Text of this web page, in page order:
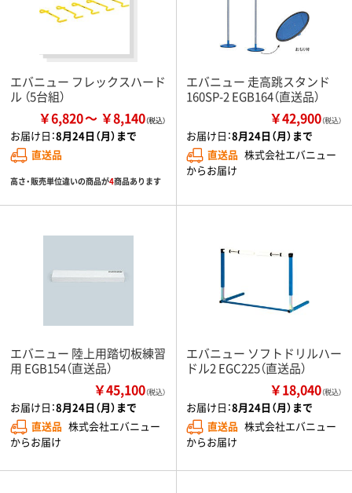
エバニュー フレックスハード
ル （5台組）
￥6,820 ￥8,140
お届け日：8月24日（月）まで
直送品
高さ・販売単位違いの商品が4商品あります
エバニュー 走高跳スタンド
160SP-2 EGB164（直送品）
￥42,900（税込）
お届け日：8月24日（月）まで
直送品 株式会社エバニュー
からお届け
エバニュー 陸上用踏切板練習
用 EGB154（直送品）
￥45,100（税込）
お届け日：8月24日（月）まで
直送品 株式会社エバニュー
からお届け
エバニュー ソフトドリルハー
ドル2 EGC225（直送品）
￥18,040（税込）
お届け日：8月24日（月）まで
直送品 株式会社エバニュー
からお届け